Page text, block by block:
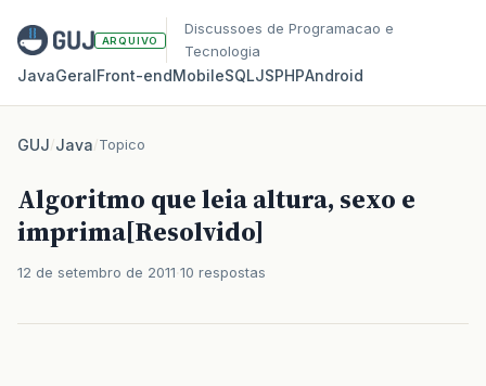
ARQUIVO
Discussoes de Programacao e
Tecnologia
JavaGeralFront‑endMobileSQLJSPHPAndroid
GUJ/Java/Topico
Algoritmo que leia altura, sexo e
imprima[Resolvido]
12 de setembro de 2011 10 respostas